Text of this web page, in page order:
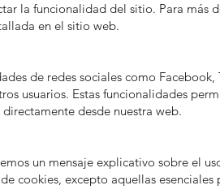
la funcionalidad del sitio. Para más
en el sitio web.
de redes sociales como
usuarios. Estas funcionalidades
desde nuestra web.
un mensaje explicativo sobre el
cookies, excepto aquellas